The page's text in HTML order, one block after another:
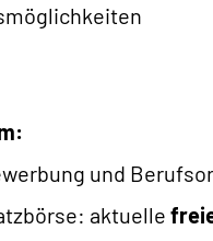
und
aktuelle